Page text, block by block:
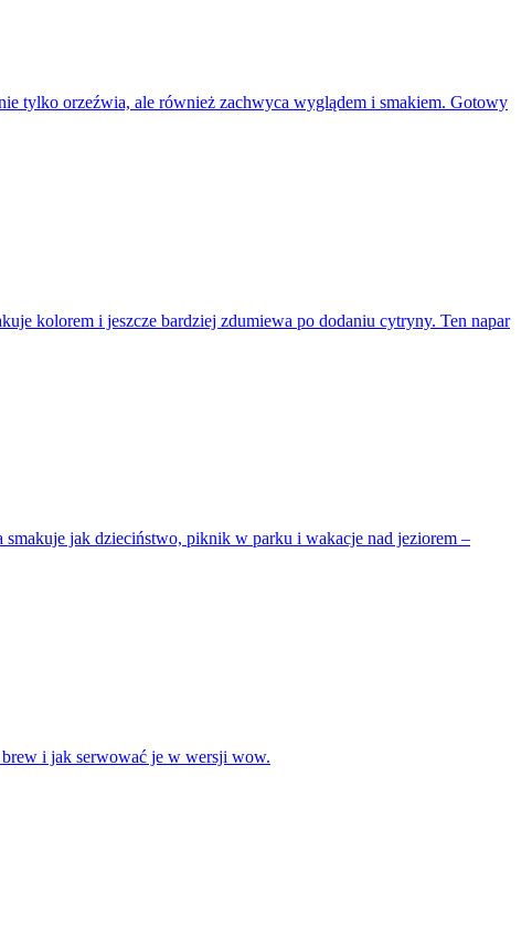
tylko orzeźwia, ale również zachwyca wyglądem i smakiem. Gotowy
kolorem i jeszcze bardziej zdumiewa po dodaniu cytryny. Ten napar
smakuje jak dzieciństwo, piknik w parku i wakacje nad jeziorem –
brew i jak serwować je w wersji wow.